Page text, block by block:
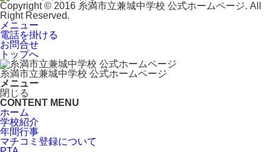
Copyright © 2016 糸満市立兼城中学校 公式ホームページ. All
Right Reserved.
メニュー
電話を掛ける
お問合せ
トップへ
糸満市立兼城中学校 公式ホームページ
メニュー
閉じる
CONTENT MENU
ホーム
学校紹介
年間行事
マチコミ登録について